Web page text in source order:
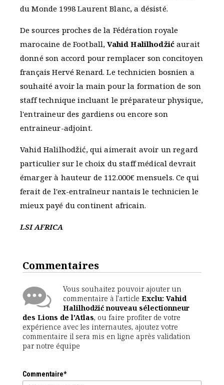
du Monde 1998 Laurent Blanc, a désisté.
De sources proches de la Fédération royale
marocaine de Football,Vahid Halilhodžić aurait
donné son accord pour remplacer son concitoyen
français Hervé Renard. Le technicien bosnien a
souhaité avoir la main pour la formation de son
staff technique incluant le préparateur physique,
l'entraineur des gardiens ou encore son
entraineur-adjoint.
Vahid Halilhodžić, qui aimerait avoir un regard
particulier sur le choix du staff médical devrait
émarger à hauteur de 112.000€ mensuels. Ce qui
ferait de l'ex-entraîneur nantais le technicien le
mieux payé du continent africain.
LSI AFRICA
Commentaires
Vous souhaitez pouvoir ajouter un
commentaire à l'article Exclu: Vahid
Halilhodžić nouveau sélectionneur
des Lions de l'Atlas, ou faire profiter de votre
expérience avec les internautes, ajoutez votre
commentaire il sera mis en ligne après validation
par notre équipe
Commentaire*